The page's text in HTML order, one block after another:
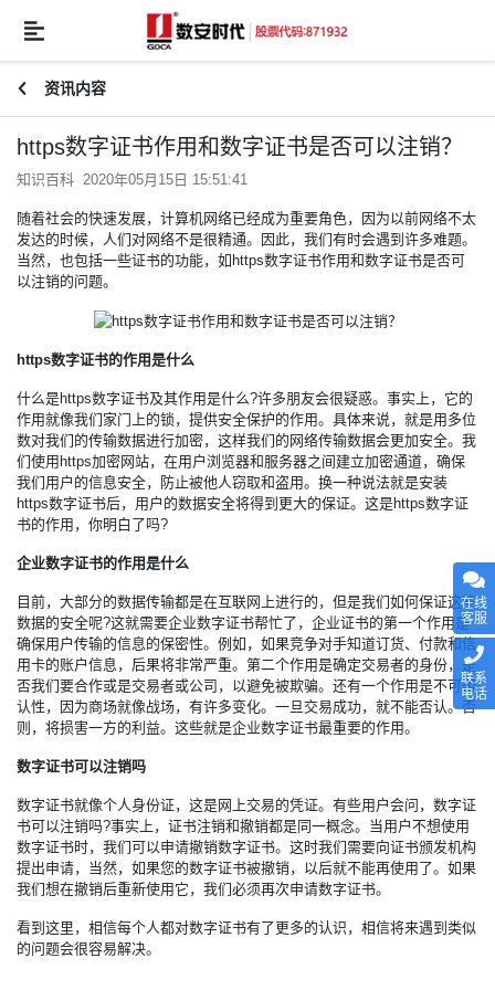
资讯内容
https数字证书作用和数字证书是否可以注销？
知识百科 2020年05月15日 15:51:41
随着社会的快速发展，计算机网络已经成为重要角色，因为以前网络不太
发达的时候，人们对网络不是很精通。因此，我们有时会遇到许多难题。
当然，也包括一些证书的功能，如https数字证书作用和数字证书是否可
以注销的问题。
https数字证书的作用是什么
什么是https数字证书及其作用是什么?许多朋友会很疑惑。事实上，它的
作用就像我们家门上的锁，提供安全保护的作用。具体来说，就是用多位
数对我们的传输数据进行加密，这样我们的网络传输数据会更加安全。我
们使用https加密网站，在用户浏览器和服务器之间建立加密通道，确保
我们用户的信息安全，防止被他人窃取和盗用。换一种说法就是安装
https数字证书后，用户的数据安全将得到更大的保证。这是https数字证
书的作用，你明白了吗?
企业数字证书的作用是什么
目前，大部分的数据传输都是在互联网上进行的，但是我们如何保证这些
数据的安全呢?这就需要企业数字证书帮忙了，企业证书的第一个作用是
确保用户传输的信息的保密性。例如，如果竞争对手知道订货、付款和信
用卡的账户信息，后果将非常严重。第二个作用是确定交易者的身份，是
否我们要合作或是交易者或公司，以避免被欺骗。还有一个作用是不可否
认性，因为商场就像战场，有许多变化。一旦交易成功，就不能否认。否
则，将损害一方的利益。这些就是企业数字证书最重要的作用。
数字证书可以注销吗
数字证书就像个人身份证，这是网上交易的凭证。有些用户会问，数字证
书可以注销吗?事实上，证书注销和撤销都是同一概念。当用户不想使用
数字证书时，我们可以申请撤销数字证书。这时我们需要向证书颁发机构
提出申请，当然，如果您的数字证书被撤销，以后就不能再使用了。如果
我们想在撤销后重新使用它，我们必须再次申请数字证书。
看到这里，相信每个人都对数字证书有了更多的认识，相信将来遇到类似
的问题会很容易解决。
在线
客服
联系
电话